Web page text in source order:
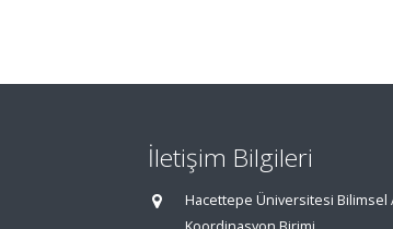
İletişim Bilgileri
Hacettepe Üniversitesi Bilimsel